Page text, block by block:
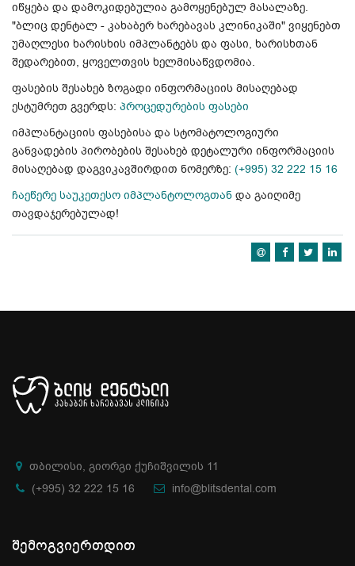
იწყება და დამოკიდებულია გამოყენებულ მასალაზე.
"ბლიც დენტალ - კახაბერ ხარებავას კლინიკაში" ვიყენებთ
უმაღლესი ხარისხის იმპლანტებს და ფასი, ხარისხთან
შედარებით, ყოველთვის ხელმისაწვდომია.
ფასების შესახებ ზოგადი ინფორმაციის მისაღებად
ესტუმრეთ გვერდს: პროცედურების ფასები
იმპლანტაციის ფასებისა და სტომატოლოგიური
განვადების პირობების შესახებ დეტალური ინფორმაციის
მისაღებად დაგვიკავშირდით ნომერზე: (+995) 32 222 15 16
ჩაეწერე საუკეთესო იმპლანტოლოგთან და გაიღიმე
თავდაჯერებულად!
თბილისი, გიორგი ქუჩიშვილის 11
(+995) 32 222 15 16
info@blitsdental.com
შემოგვიერთდით